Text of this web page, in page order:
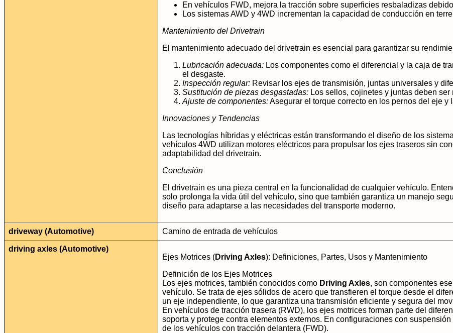
En vehículos FWD, mejora la tracción sobre superficies resbaladizas
Los sistemas AWD y 4WD incrementan la capacidad de conducción en
Mantenimiento del Drivetrain
El mantenimiento adecuado del drivetrain es esencial para garantizar su
Lubricación adecuada: Los componentes como el diferencial y la caja de
el desgaste.
Inspección regular: Revisar los ejes de transmisión, juntas universales y
Sustitución de piezas desgastadas: Los sellos, cojinetes y juntas deben
Ajuste de componentes:Asegurar el torque correcto en los pernos del eje
Innovaciones y Tendencias
Las tecnologías híbridas y eléctricas están transformando el diseño de los
vehículos 4WD utilizan motores eléctricos para propulsar los ejes traseros sin
adaptabilidad del drivetrain.
Conclusión
El drivetrain es una pieza central en la funcionalidad de cualquier vehículo.
solo prolonga la vida útil del vehículo, sino que también garantiza un manejo
diseño para adaptarse a las necesidades del transporte moderno.
driveway (Automotive) Camino de entrada de vehículos
driving axles (Automotive)
Ejes Motrices (Driving Axles): Definiciones, Partes, Usos y Mantenimiento
Definición de los Ejes Motrices
Los ejes motrices, también conocidos como Driving Axles, son componentes
vehículo. Se trata de ejes sólidos de acero que transfieren el torque desde el
un eje independiente, lo que garantiza una transmisión eficiente y segura del
En vehículos de tracción trasera (RWD), los ejes motrices forman parte del
soporta y protege contra elementos externos. En configuraciones con
de los vehículos con tracción delantera (FWD).